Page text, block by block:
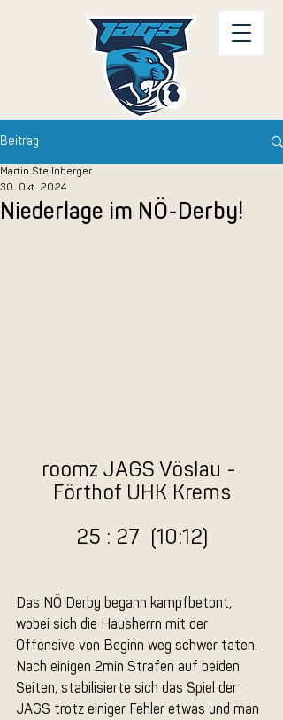
Beitrag
Niederlage im NÖ-Derby!
Martin Stellnberger
30. Okt. 2024
roomz JAGS Vöslau -
Förthof UHK Krems
25 : 27  (10:12)
Das NÖ Derby begann kampfbetont,
wobei sich die Hausherrn mit der
Offensive von Beginn weg schwer taten.
Nach einigen 2min Strafen auf beiden
Seiten, stabilisierte sich das Spiel der
JAGS trotz einiger Fehler etwas und man